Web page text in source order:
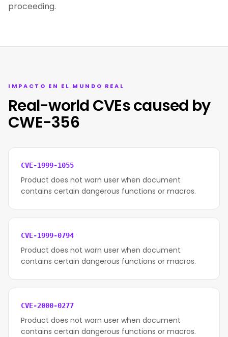
proceeding.
IMPACTO EN EL MUNDO REAL
Real-world CVEs caused by
CWE-356
CVE-1999-1055
Product does not warn user when document
contains certain dangerous functions or macros.
CVE-1999-0794
Product does not warn user when document
contains certain dangerous functions or macros.
CVE-2000-0277
Product does not warn user when document
contains certain dangerous functions or macros.